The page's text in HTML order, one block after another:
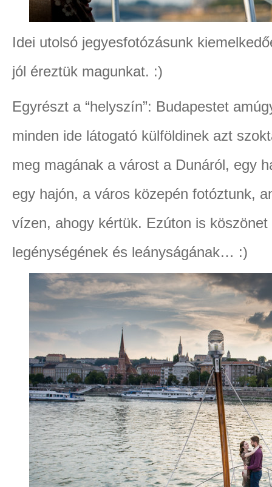
Idei utolsó jegyesfotózásunk
jól éreztük magunkat. :)
Egyrészt a “helyszín”: Budapestet
minden ide látogató külföldinek azt
meg magának a várost a Dunáról, egy
egy hajón, a város közepén fotóztunk,
vízen, ahogy kértük. Ezúton is
legénységének és leányságának… :)